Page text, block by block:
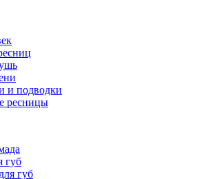
и подводки
ресницы
губ
губ